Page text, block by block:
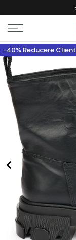
-40% Reducere Client